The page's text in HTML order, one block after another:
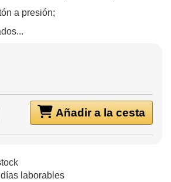
a presión;
Añadir a la cesta
laborables